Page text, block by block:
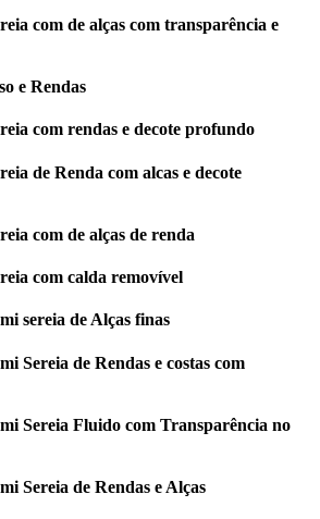
com de alças com transparência e
e Rendas
com rendas e decote profundo
de Renda com alcas e decote
com de alças de renda
com calda removível
sereia de Alças finas
Sereia de Rendas e costas com
Sereia Fluido com Transparência no
Sereia de Rendas e Alças